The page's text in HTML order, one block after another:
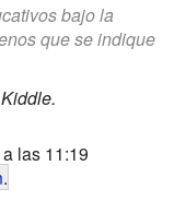
bajo la
que se indique
las 11:19
.